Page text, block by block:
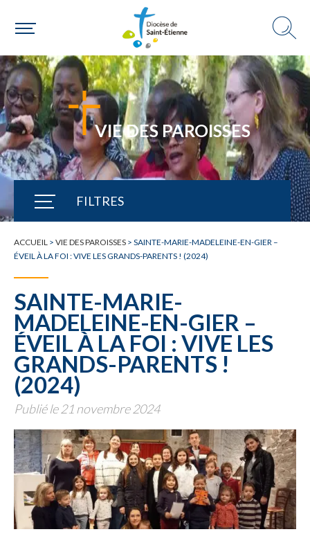
VIE DES PAROISSES
FILTRES
TOUTE L'ACTUALITÉ
ACCUEIL > VIE DES PAROISSES > SAINTE-MARIE-MADELEINE-EN-GIER –
ÉVEIL À LA FOI : VIVE LES GRANDS-PARENTS ! (2024)
SAINTE-MARIE-
MADELEINE-EN-GIER –
ÉVEIL À LA FOI : VIVE LES
GRANDS-PARENTS !
(2024)
Publié le 21 novembre 2024